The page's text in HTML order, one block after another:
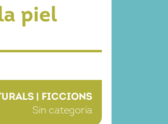
piel
| FICCIONS
Sin categoría